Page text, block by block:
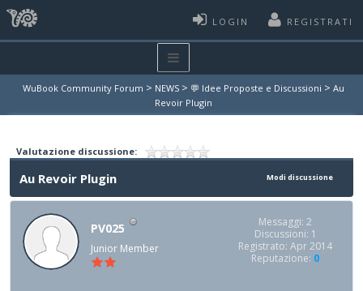
LOGIN REGISTRATI
WuBook Community Forum > NEWS > 💬 Idee Proposte e Discussioni > Au
Revoir Plugin
Valutazione discussione:
Modi discussione
Au Revoir Plugin
PV025
Junior Member
Messaggi: 2
Discussioni: 1
Registrato: Apr 2014
Reputazione: 0